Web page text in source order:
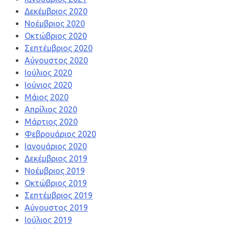
Δεκέμβριος 2020
Νοέμβριος 2020
Οκτώβριος 2020
Σεπτέμβριος 2020
Αύγουστος 2020
Ιούλιος 2020
Ιούνιος 2020
Μάιος 2020
Απρίλιος 2020
Μάρτιος 2020
Φεβρουάριος 2020
Ιανουάριος 2020
Δεκέμβριος 2019
Νοέμβριος 2019
Οκτώβριος 2019
Σεπτέμβριος 2019
Αύγουστος 2019
Ιούλιος 2019